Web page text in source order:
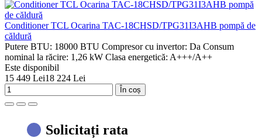
Conditioner TCL Ocarina TAC-18CHSD/TPG31I3AHB pompă de
căldură
Putere BTU: 18000 BTU Compresor cu invertor: Da Consum
nominal la răcire: 1,26 kW Clasa energetică: A+++/A++
Este disponibil
15 449 Lei18 224 Lei
În coș
Solicitați rata